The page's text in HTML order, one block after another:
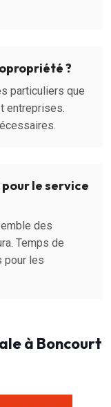
?
particuliers que
entreprises.
le service
des
Temps de
pour les
à Boncourt